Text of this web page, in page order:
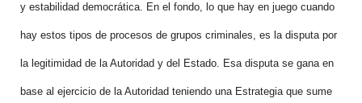
y estabilidad democrática. En el fondo, lo que hay en juego cuando
hay estos tipos de procesos de grupos criminales, es la disputa por
la legitimidad de la Autoridad y del Estado. Esa disputa se gana en
base al ejercicio de la Autoridad teniendo una Estrategia que sume